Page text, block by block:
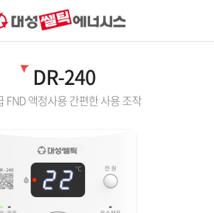
DR-240
FND 액정사용 간편한 사용 조작